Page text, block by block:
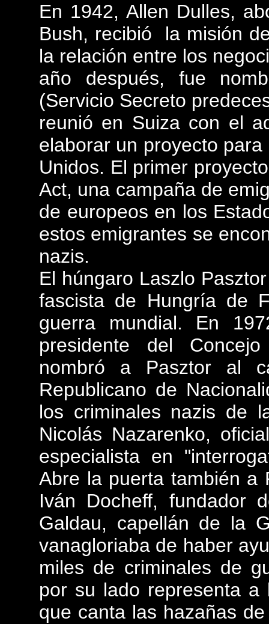
En 1942, Allen Dulles,
Bush, recibió la misión
la relación entre los
año después, fue
(Servicio Secreto
reunió en Suiza con el
elaborar un proyecto
Unidos. El primer
Act, una campaña de
de europeos en los
estos emigrantes se
nazis.
El húngaro Laszlo
fascista de Hungría de
guerra mundial. En
presidente del
nombró a Pasztor al
Republicano de
los criminales nazis de
Nicolás Nazarenko,
especialista en
Abre la puerta también a
Iván Docheff, fundador
Galdau, capellán de la
vanagloriaba de haber
miles de criminales de
por su lado representa a
que canta las hazañas